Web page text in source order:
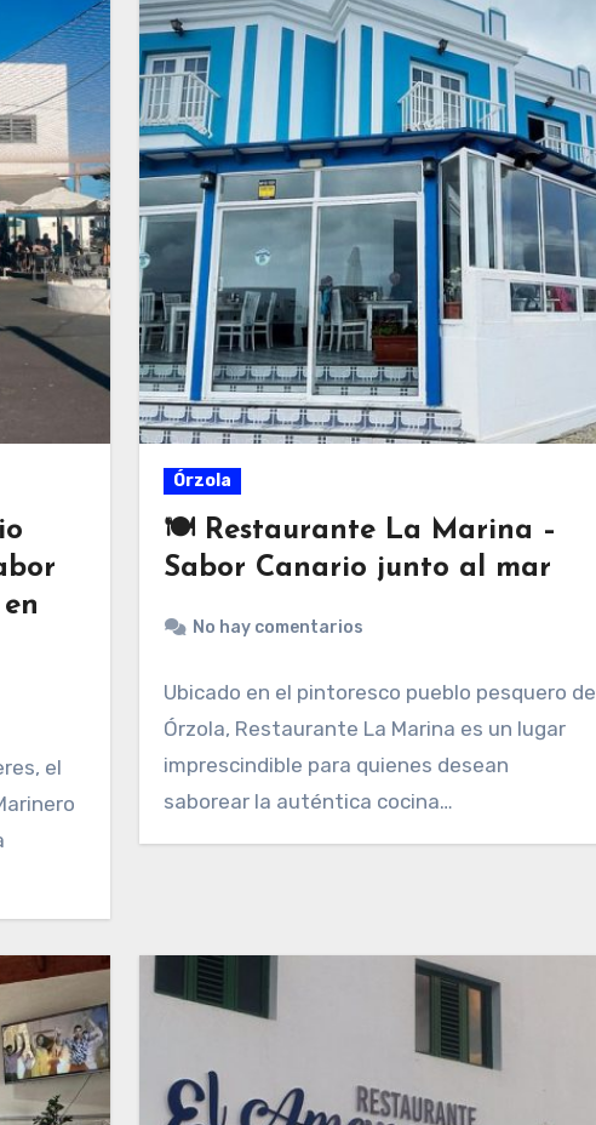
el
Órzola
🍽 Restaurante La Marina –
Sabor Canario junto al mar
No hay comentarios
Ubicado en el pintoresco pueblo pesquero de
Órzola, Restaurante La Marina es un lugar
imprescindible para quienes desean
saborear la auténtica cocina…